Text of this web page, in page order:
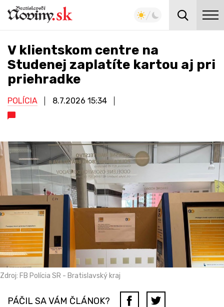
V klientskom centre na
Studenej zaplatíte kartou aj pri
priehradke
POLÍCIA 8.7.2026 15:34
Zdroj: FB Polícia SR - Bratislavský kraj
PÁČIL SA VÁM ČLÁNOK?